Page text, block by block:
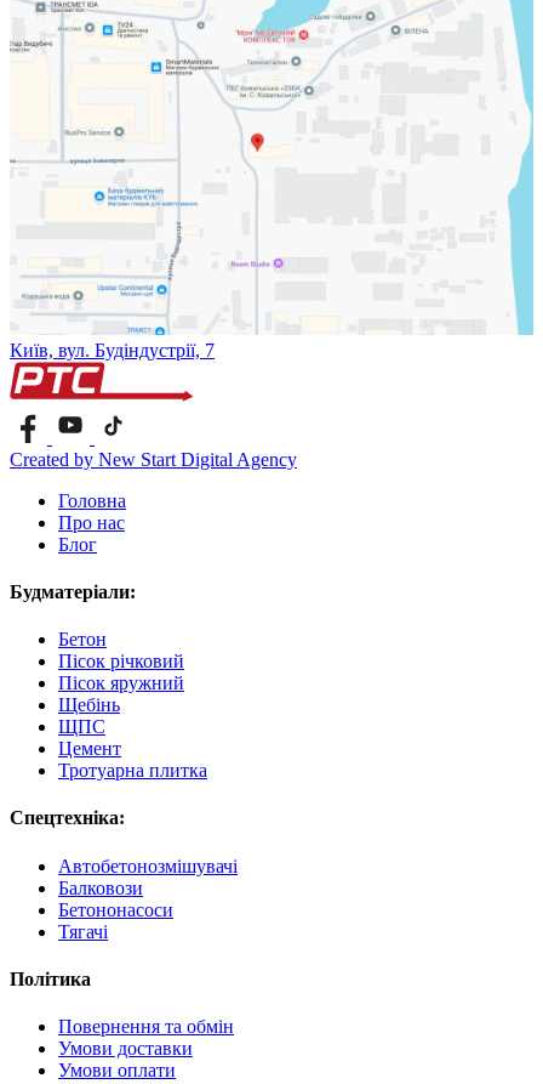
Київ, вул. Будіндустрії, 7
Created by New Start Digital Agency
Головна
Про нас
Блог
Будматеріали:
Бетон
Пісок річковий
Пісок яружний
Щебінь
ЩПС
Цемент
Тротуарна плитка
Спецтехніка:
Автобетонозмішувачі
Балковози
Бетононасоси
Тягачі
Політика
Повернення та обмін
Умови доставки
Умови оплати